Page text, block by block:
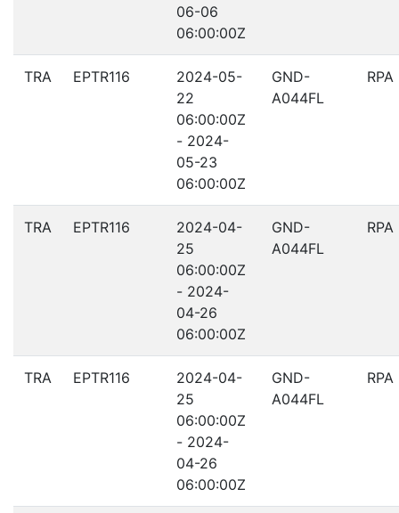
06-06
06:00:00Z
TRA EPTR116
2024-05-
22
06:00:00Z
- 2024-
05-23
06:00:00Z
GND-
A044FL
RPA
TRA EPTR116
2024-04-
25
06:00:00Z
- 2024-
04-26
06:00:00Z
GND-
A044FL
RPA
TRA EPTR116
2024-04-
25
06:00:00Z
- 2024-
04-26
06:00:00Z
GND-
A044FL
RPA